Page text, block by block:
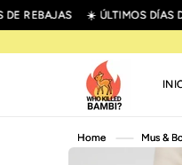
REBAJAS ☀️ ÚLTIMOS DÍAS
Home Mus &
IR